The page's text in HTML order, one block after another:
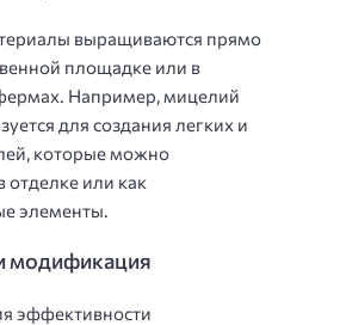
выращиваются прямо
площадке или в
Например, мицелий
для создания легких и
которые можно
отделке или как
элементы.
модификация
эффективности